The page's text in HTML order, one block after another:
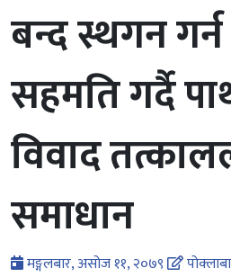
बन्द स्थगन
सहमति गर्दै
विवाद
समाधान
मङ्गलबार, असोज ११, २०७९